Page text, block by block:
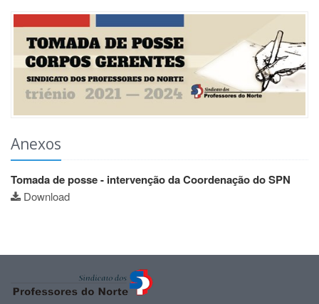
Anexos
Tomada de posse - intervenção da Coordenação do SPN
Download